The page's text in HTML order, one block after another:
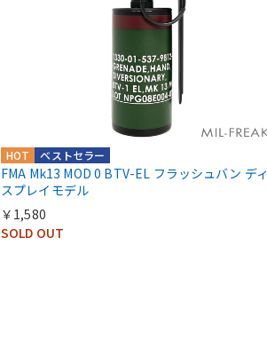
ベストセラー
HOT
FMA Mk13 MOD 0 BTV-EL フラッシュバン ディ
スプレイモデル
￥1,580
SOLD OUT